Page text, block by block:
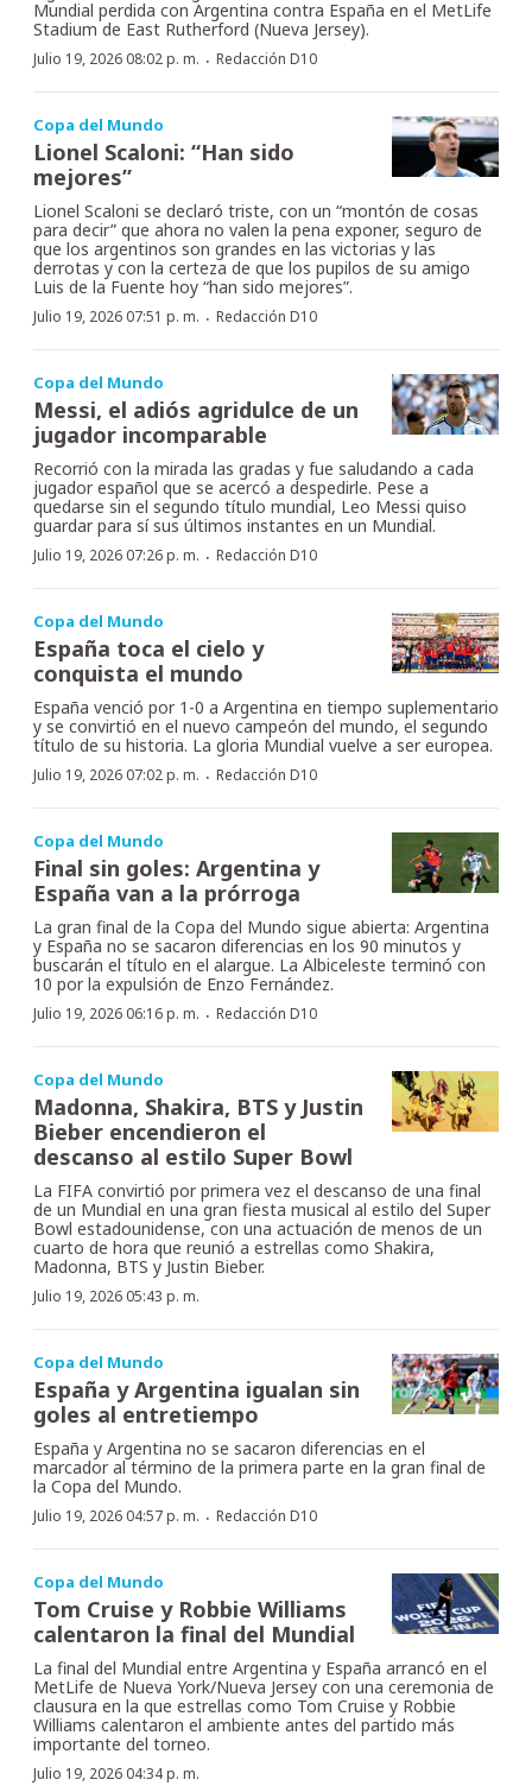
Mundial perdida con Argentina contra España en el MetLife
Stadium de East Rutherford (Nueva Jersey).
Julio 19, 2026 08:02 p. m. · Redacción D10
Copa del Mundo
Lionel Scaloni: “Han sido
mejores”
Lionel Scaloni se declaró triste, con un “montón de cosas
para decir” que ahora no valen la pena exponer, seguro de
que los argentinos son grandes en las victorias y las
derrotas y con la certeza de que los pupilos de su amigo
Luis de la Fuente hoy “han sido mejores”.
Julio 19, 2026 07:51 p. m. · Redacción D10
Copa del Mundo
Messi, el adiós agridulce de un
jugador incomparable
Recorrió con la mirada las gradas y fue saludando a cada
jugador español que se acercó a despedirle. Pese a
quedarse sin el segundo título mundial, Leo Messi quiso
guardar para sí sus últimos instantes en un Mundial.
Julio 19, 2026 07:26 p. m. · Redacción D10
Copa del Mundo
España toca el cielo y
conquista el mundo
España venció por 1-0 a Argentina en tiempo suplementario
y se convirtió en el nuevo campeón del mundo, el segundo
título de su historia. La gloria Mundial vuelve a ser europea.
Julio 19, 2026 07:02 p. m. · Redacción D10
Copa del Mundo
Final sin goles: Argentina y
España van a la prórroga
La gran final de la Copa del Mundo sigue abierta: Argentina
y España no se sacaron diferencias en los 90 minutos y
buscarán el título en el alargue. La Albiceleste terminó con
10 por la expulsión de Enzo Fernández.
Julio 19, 2026 06:16 p. m. · Redacción D10
Copa del Mundo
Madonna, Shakira, BTS y Justin
Bieber encendieron el
descanso al estilo Super Bowl
La FIFA convirtió por primera vez el descanso de una final
de un Mundial en una gran fiesta musical al estilo del Super
Bowl estadounidense, con una actuación de menos de un
cuarto de hora que reunió a estrellas como Shakira,
Madonna, BTS y Justin Bieber.
Julio 19, 2026 05:43 p. m.
Copa del Mundo
España y Argentina igualan sin
goles al entretiempo
España y Argentina no se sacaron diferencias en el
marcador al término de la primera parte en la gran final de
la Copa del Mundo.
Julio 19, 2026 04:57 p. m. · Redacción D10
Copa del Mundo
Tom Cruise y Robbie Williams
calentaron la final del Mundial
La final del Mundial entre Argentina y España arrancó en el
MetLife de Nueva York/Nueva Jersey con una ceremonia de
clausura en la que estrellas como Tom Cruise y Robbie
Williams calentaron el ambiente antes del partido más
importante del torneo.
Julio 19, 2026 04:34 p. m.